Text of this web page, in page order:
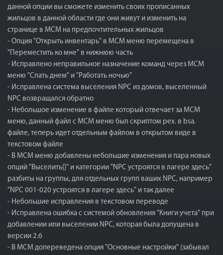
данной опции вы сможете изменить своих прописанных
жильцов в данной области где они живут и изменить на
странице в МСМ на предпочтительных жильцов
- Опция "Открыть инвентарь" в МСМ меню перемещена в
"Переместить ко мне" в нижнюю часть
- Исправлено неправильное назначение команд через МСМ
меню "Спать днем" и "Работать ночью"
- Исправлена система выселения NPC из домов, выселенный
NPC возвращался обратно
- Небольшое изменение в файле который отвечает за МСМ
меню, данный файл с МСМ меню был скриптом pex. в bsa.
файле, теперь идет отдельным файлом в открытом виде в
текстовом файле
- В МСМ меню добавлены небольшие изменения и пара новых
опций "Выселить{}" и категории "NPC устроятся в лагере здесь"
разбиты на группы, для отдельных групп ваших NPC, например
"NPC 001-020 устроятся в лагере здесь" и так далее
- Небольшие исправления в текстовом переводе
- Исправлена ошибка с системой обновления "Книги учета" при
добавлении или выселении NPC, которая была допущена в
версии 2.6
- В МСМ допереведена опция "Основные настройки" (забывал